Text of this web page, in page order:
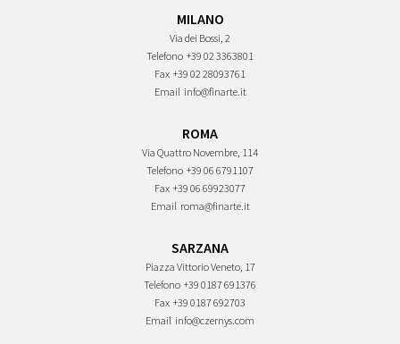
MILANO
Via dei Bossi, 2
Telefono +39 02 3363801
Fax +39 02 28093761
Email info@finarte.it
ROMA
Via Quattro Novembre, 114
Telefono +39 06 6791107
Fax +39 06 69923077
Email roma@finarte.it
SARZANA
Piazza Vittorio Veneto, 17
Telefono +39 0187 691376
Fax +39 0187 692703
Email info@czernys.com